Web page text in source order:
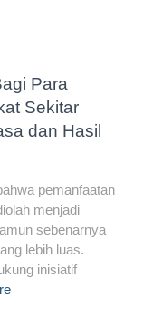
Para
Sekitar
dan Hasil
pemanfaatan
menjadi
sebenarnya
lebih luas.
inisiatif